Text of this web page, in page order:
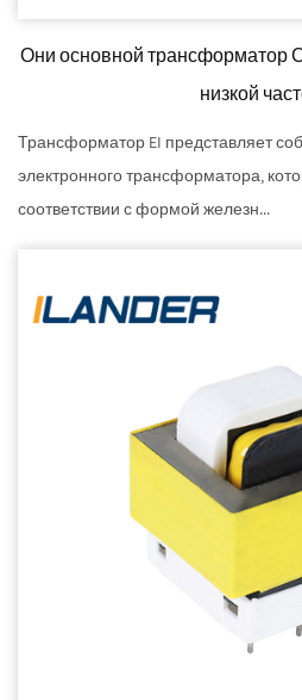
Они основной трансформатор
низкой
Трансформатор EI представляет
электронного трансформатора,
соответствии с формой железн...